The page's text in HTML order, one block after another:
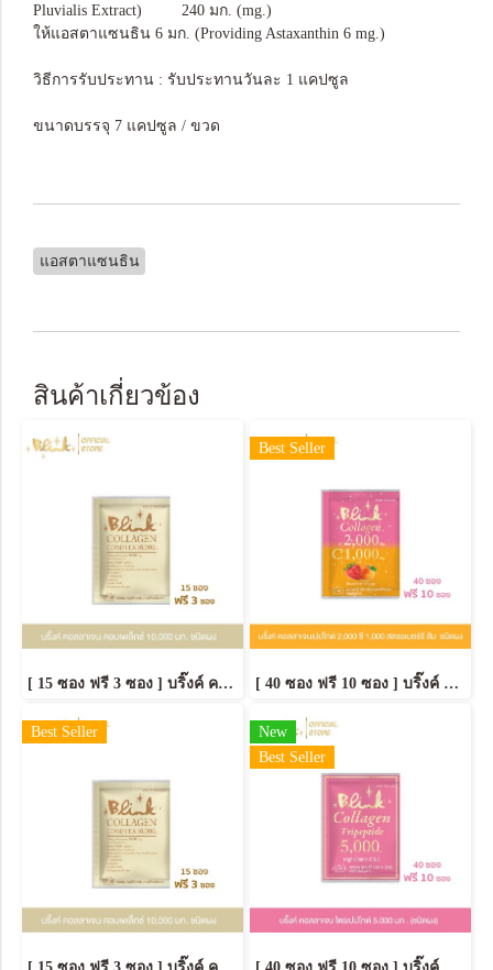
Pluvialis Extract) 240 มก. (mg.)
ให้แอสตาแซนธิน 6 มก. (Providing Astaxanthin 6 mg.)
วิธีการรับประทาน : รับประทานวันละ 1 แคปซูล
ขนาดบรรจุ 7 แคปซูล / ขวด
แอสตาแซนธิน
สินค้าเกี่ยวข้อง
[ 15 ซอง ฟรี 3 ซอง ] บริ๊งค์ คอลลาเจน คอมเพล็กซ์ 10,000 มก. ชนิดผงชง
Best Seller
[ 40 ซอง ฟรี 10 ซอง ] บริ๊งค์ คอลลาเจนเปปไทด์ 2,000 ซี 1,000 สตรอเบอร์รี่ & ส้ม [ชนิดผง]
Best Seller
New
Best Seller